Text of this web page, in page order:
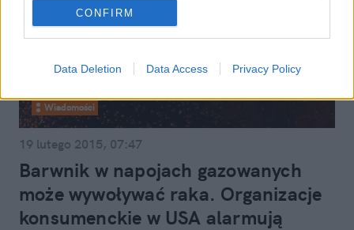
CONFIRM
Data Deletion Data Access Privacy Policy
Wiadomości
19 lutego 2015, 07:47
Barwnik w napojach gazowanych
może wywoływać raka. Organizacje
konsumenckie w USA alarmują